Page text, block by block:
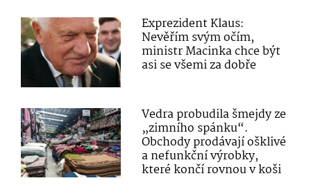
Exprezident Klaus:
Nevěřím svým očím,
ministr Macinka chce být
asi se všemi za dobře
Vedra probudila šmejdy ze
„zimního spánku“.
Obchody prodávají ošklivé
a nefunkční výrobky,
které končí rovnou v koši